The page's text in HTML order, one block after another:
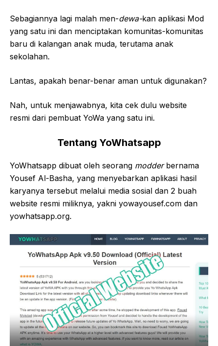
Sebagiannya lagi malah men-dewa-kan aplikasi Mod
yang satu ini dan menciptakan komunitas-komunitas
baru di kalangan anak muda, terutama anak
sekolahan.
Lantas, apakah benar-benar aman untuk digunakan?
Nah, untuk menjawabnya, kita cek dulu website
resmi dari pembuat YoWa yang satu ini.
Tentang YoWhatsapp
YoWhatsapp dibuat oleh seorang modder bernama
Yousef Al-Basha, yang menyebarkan aplikasi hasil
karyanya tersebut melalui media sosial dan 2 buah
website resmi miliknya, yakni yowayousef.com dan
yowhatsapp.org.